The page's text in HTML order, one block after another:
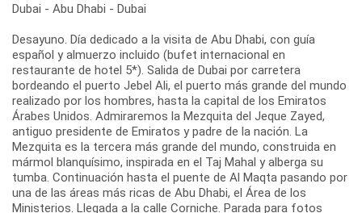
Dubai - Abu Dhabi - Dubai
Desayuno. Día dedicado a la visita de Abu Dhabi, con guía
español y almuerzo incluido (bufet internacional en
restaurante de hotel 5*). Salida de Dubai por carretera
bordeando el puerto Jebel Ali, el puerto más grande del mundo
realizado por los hombres, hasta la capital de los Emiratos
Árabes Unidos. Admiraremos la Mezquita del Jeque Zayed,
antiguo presidente de Emiratos y padre de la nación. La
Mezquita es la tercera más grande del mundo, construida en
mármol blanquísimo, inspirada en el Taj Mahal y alberga su
tumba. Continuación hasta el puente de Al Maqta pasando por
una de las áreas más ricas de Abu Dhabi, el Área de los
Ministerios. Llegada a la calle Corniche. Parada para fotos